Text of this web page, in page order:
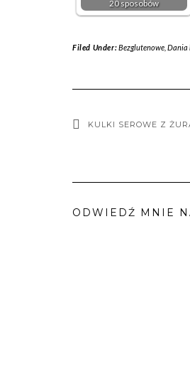
20 sposobów
Filed Under:Bezglutenowe, Dania
KULKI SEROWE Z
ODWIEDŹ MNIE